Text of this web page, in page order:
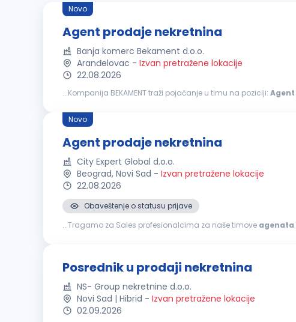
Novo
Agent prodaje nekretnina
Banja komerc Bekament d.o.o.
Aranđelovac - Izvan pretražene lokacije
22.08.2026
...Kompanija BEKAMENT traži pojačanje u timu na poziciji: Agent
Novo
Agent prodaje nekretnina
City Expert Global d.o.o.
Beograd, Novi Sad - Izvan pretražene lokacije
22.08.2026
Obaveštenje o statusu prijave
...Tragamo za Sales profesionalcima za naše timove agenata
Posrednik u prodaji nekretnina
NS- Group nekretnine d.o.o.
Novi Sad | Hibrid - Izvan pretražene lokacije
02.09.2026